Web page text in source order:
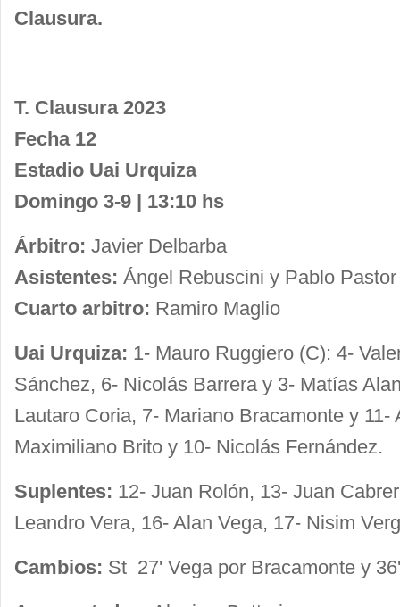
Clausura.
T. Clausura 2023
Fecha 12
Estadio Uai Urquiza
Domingo 3-9 | 13:10 hs
Árbitro: Javier Delbarba
Asistentes: Ángel Rebuscini y Pablo Pastor
Cuarto arbitro: Ramiro Maglio
Uai Urquiza: 1- Mauro Ruggiero (C): 4-
Sánchez, 6- Nicolás Barrera y 3- Matías
Lautaro Coria, 7- Mariano Bracamonte y 11-
Maximiliano Brito y 10- Nicolás Fernández.
Suplentes: 12- Juan Rolón, 13- Juan
Leandro Vera, 16- Alan Vega, 17- Nisim
Cambios: St 27' Vega por Bracamonte y